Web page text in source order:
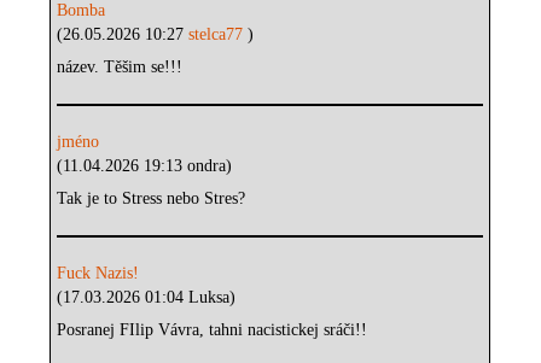
Bomba
(26.05.2026 10:27stelca77)
název. Těšim se!!!
jméno
(11.04.2026 19:13 ondra)
Tak je to Stress nebo Stres?
Fuck Nazis!
(17.03.2026 01:04 Luksa)
Posranej FIlip Vávra, tahni nacistickej sráči!!